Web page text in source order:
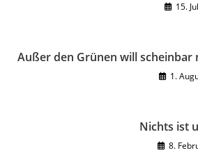
15.
Außer den Grünen will scheinbar
1.
Nichts ist
8.